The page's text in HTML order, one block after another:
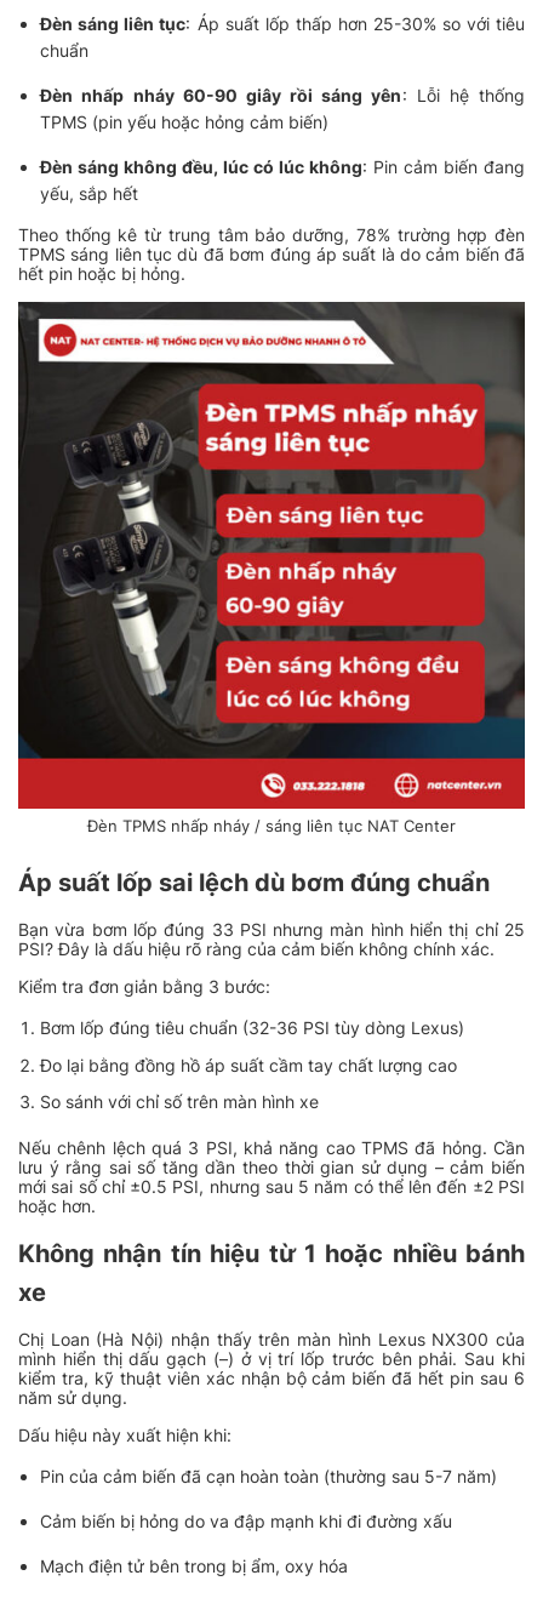
Đèn sáng liên tục: Áp suất lốp thấp hơn 25-30% so với tiêu
chuẩn
Đèn nhấp nháy 60-90 giây rồi sáng yên: Lỗi hệ thống
TPMS (pin yếu hoặc hỏng cảm biến)
Đèn sáng không đều, lúc có lúc không: Pin cảm biến đang
yếu, sắp hết
Theo thống kê từ trung tâm bảo dưỡng, 78% trường hợp đèn
TPMS sáng liên tục dù đã bơm đúng áp suất là do cảm biến đã
hết pin hoặc bị hỏng.
Đèn TPMS nhấp nháy / sáng liên tục NAT Center
Áp suất lốp sai lệch dù bơm đúng chuẩn
Bạn vừa bơm lốp đúng 33 PSI nhưng màn hình hiển thị chỉ 25
PSI? Đây là dấu hiệu rõ ràng của cảm biến không chính xác.
Kiểm tra đơn giản bằng 3 bước:
Bơm lốp đúng tiêu chuẩn (32-36 PSI tùy dòng Lexus)
Đo lại bằng đồng hồ áp suất cầm tay chất lượng cao
So sánh với chỉ số trên màn hình xe
Nếu chênh lệch quá 3 PSI, khả năng cao TPMS đã hỏng. Cần
lưu ý rằng sai số tăng dần theo thời gian sử dụng – cảm biến
mới sai số chỉ ±0.5 PSI, nhưng sau 5 năm có thể lên đến ±2 PSI
hoặc hơn.
Không nhận tín hiệu từ 1 hoặc nhiều bánh
xe
Chị Loan (Hà Nội) nhận thấy trên màn hình Lexus NX300 của
mình hiển thị dấu gạch (–) ở vị trí lốp trước bên phải. Sau khi
kiểm tra, kỹ thuật viên xác nhận bộ cảm biến đã hết pin sau 6
năm sử dụng.
Dấu hiệu này xuất hiện khi:
Pin của cảm biến đã cạn hoàn toàn (thường sau 5-7 năm)
Cảm biến bị hỏng do va đập mạnh khi đi đường xấu
Mạch điện tử bên trong bị ẩm, oxy hóa